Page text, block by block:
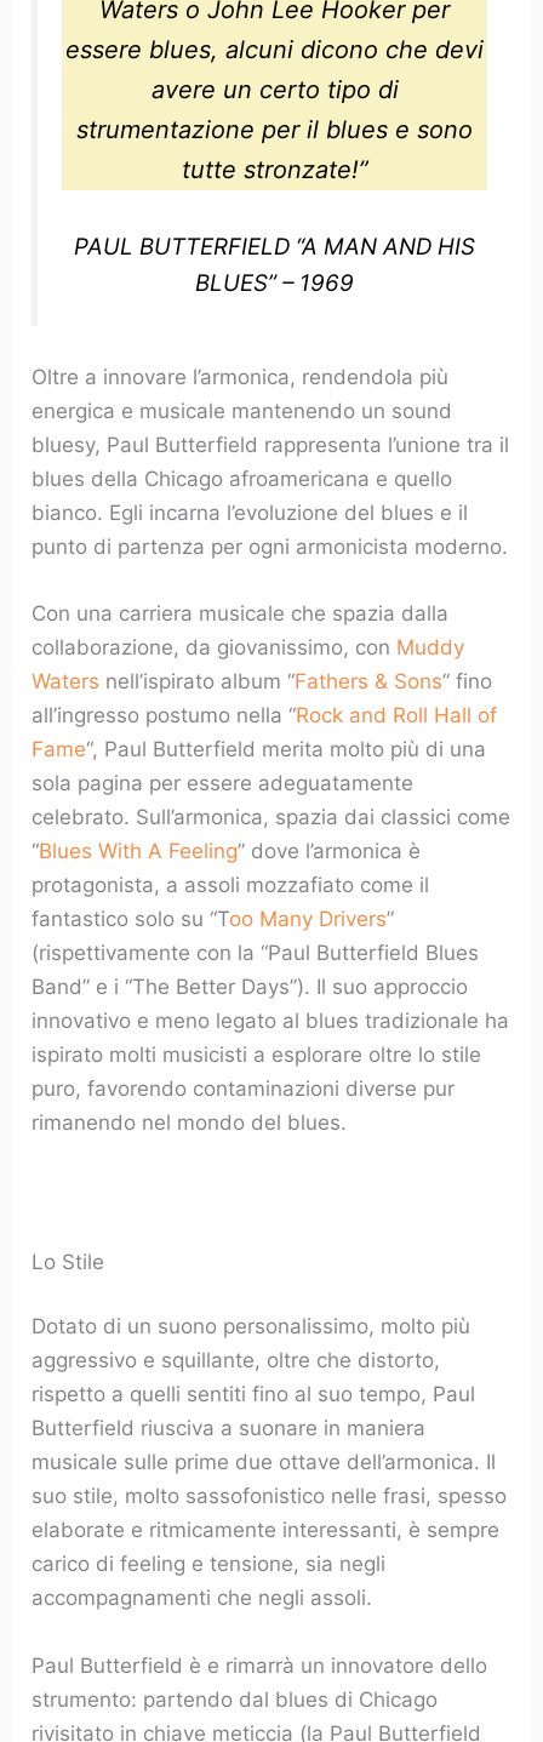
Waters o John Lee Hooker per
essere blues, alcuni dicono che devi
avere un certo tipo di
strumentazione per il blues e sono
tutte stronzate!”
PAUL BUTTERFIELD “A MAN AND HIS
BLUES” – 1969
Oltre a innovare l’armonica, rendendola più
energica e musicale mantenendo un sound
bluesy, Paul Butterfield rappresenta l’unione tra il
blues della Chicago afroamericana e quello
bianco. Egli incarna l’evoluzione del blues e il
punto di partenza per ogni armonicista moderno.
Con una carriera musicale che spazia dalla
collaborazione, da giovanissimo, con Muddy
Waters nell’ispirato album “Fathers & Sons” fino
all’ingresso postumo nella “Rock and Roll Hall of
Fame“, Paul Butterfield merita molto più di una
sola pagina per essere adeguatamente
celebrato. Sull’armonica, spazia dai classici come
“Blues With A Feeling” dove l’armonica è
protagonista, a assoli mozzafiato come il
fantastico solo su “Too Many Drivers”
(rispettivamente con la “Paul Butterfield Blues
Band” e i “The Better Days”). Il suo approccio
innovativo e meno legato al blues tradizionale ha
ispirato molti musicisti a esplorare oltre lo stile
puro, favorendo contaminazioni diverse pur
rimanendo nel mondo del blues.
Lo Stile
Dotato di un suono personalissimo, molto più
aggressivo e squillante, oltre che distorto,
rispetto a quelli sentiti fino al suo tempo, Paul
Butterfield riusciva a suonare in maniera
musicale sulle prime due ottave dell’armonica. Il
suo stile, molto sassofonistico nelle frasi, spesso
elaborate e ritmicamente interessanti, è sempre
carico di feeling e tensione, sia negli
accompagnamenti che negli assoli.
Paul Butterfield è e rimarrà un innovatore dello
strumento: partendo dal blues di Chicago
rivisitato in chiave meticcia (la Paul Butterfield